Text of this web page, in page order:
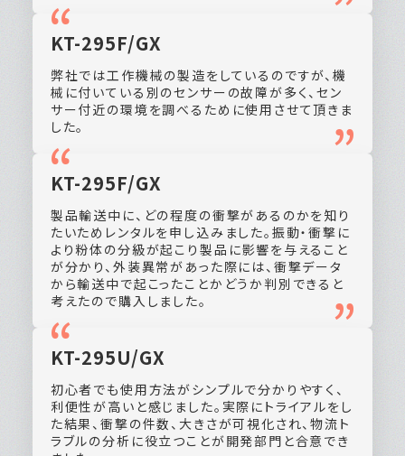
KT-295F/GX
弊社では工作機械の製造をしているのですが、機
械に付いている別のセンサーの故障が多く、セン
サー付近の環境を調べるために使用させて頂きま
した。
KT-295F/GX
製品輸送中に、どの程度の衝撃があるのかを知り
たいためレンタルを申し込みました。振動・衝撃に
より粉体の分級が起こり製品に影響を与えること
が分かり、外装異常があった際には、衝撃データ
から輸送中で起こったことかどうか判別できると
考えたので購入しました。
KT-295U/GX
初心者でも使用方法がシンプルで分かりやすく、
利便性が高いと感じました。実際にトライアルをし
た結果、衝撃の件数、大きさが可視化され、物流ト
ラブルの分析に役立つことが開発部門と合意でき